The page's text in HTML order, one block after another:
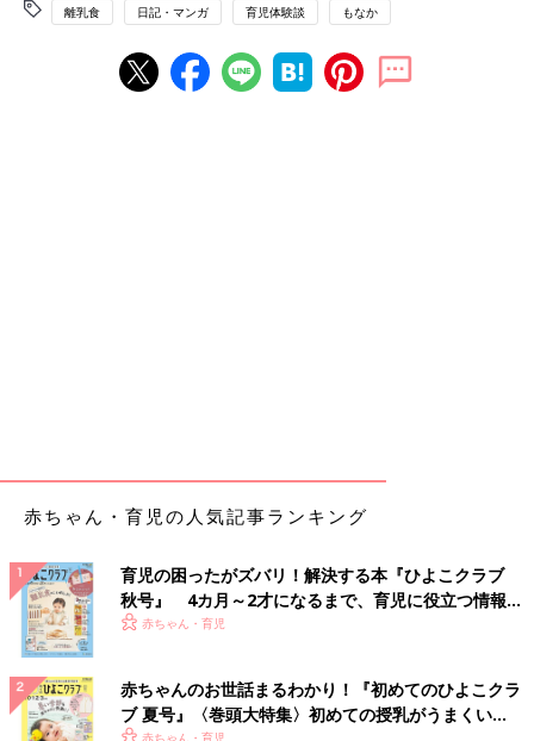
離乳食 日記・マンガ 育児体験談 もなか
赤ちゃん・育児の人気記事ランキング
育児の困ったがズバリ！解決する本『ひよこクラブ
秋号』 4カ月～2才になるまで、育児に役立つ情報が
いっぱい！
赤ちゃん・育児
赤ちゃんのお世話まるわかり！『初めてのひよこクラ
ブ 夏号』〈巻頭大特集〉初めての授乳がうまくい